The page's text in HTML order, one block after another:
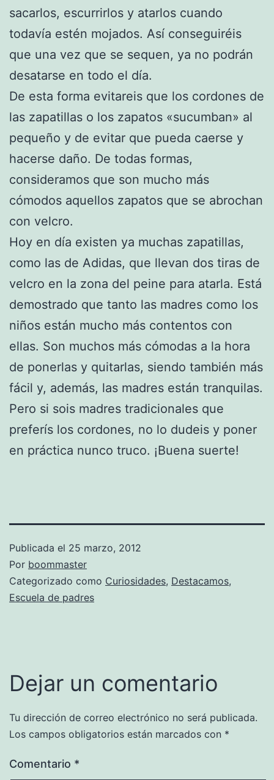
sacarlos, escurrirlos y atarlos cuando
todavía estén mojados. Así conseguiréis
que una vez que se sequen, ya no podrán
desatarse en todo el día.
De esta forma evitareis que los cordones de
las zapatillas o los zapatos «sucumban» al
pequeño y de evitar que pueda caerse y
hacerse daño. De todas formas,
consideramos que son mucho más
cómodos aquellos zapatos que se abrochan
con velcro.
Hoy en día existen ya muchas zapatillas,
como las de Adidas, que llevan dos tiras de
velcro en la zona del peine para atarla. Está
demostrado que tanto las madres como los
niños están mucho más contentos con
ellas. Son muchos más cómodas a la hora
de ponerlas y quitarlas, siendo también más
fácil y, además, las madres están tranquilas.
Pero si sois madres tradicionales que
preferís los cordones, no lo dudeis y poner
en práctica nunco truco. ¡Buena suerte!
Publicada el 25 marzo, 2012
Por boommaster
Categorizado como Curiosidades, Destacamos,
Escuela de padres
Dejar un comentario
Tu dirección de correo electrónico no será publicada.
Los campos obligatorios están marcados con *
Comentario *